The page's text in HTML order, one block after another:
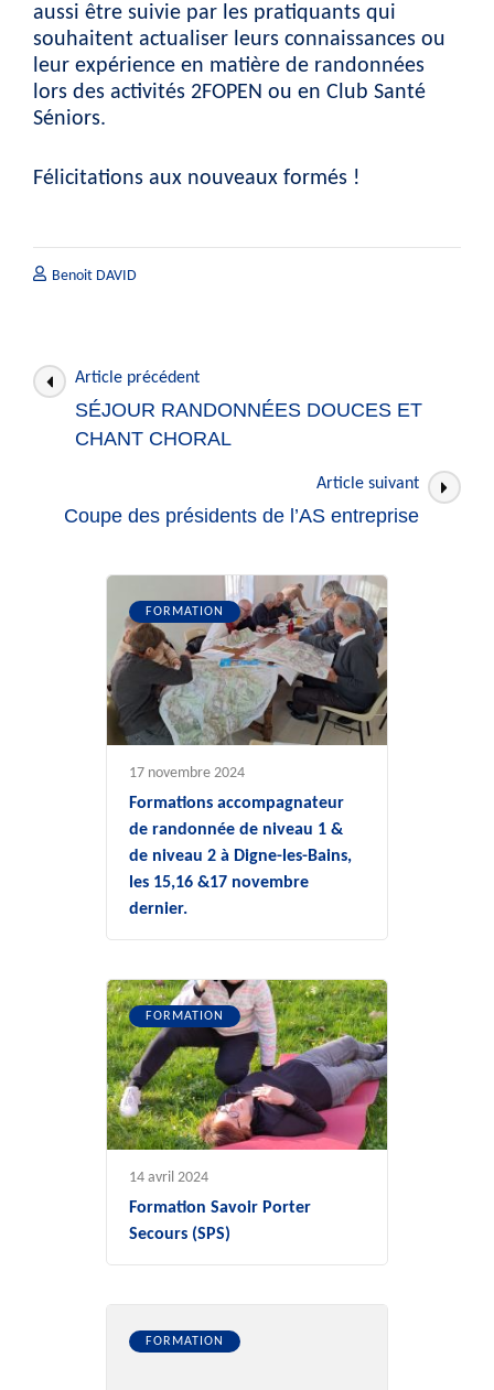
aussi être suivie par les pratiquants qui
souhaitent actualiser leurs connaissances ou
leur expérience en matière de randonnées
lors des activités 2FOPEN ou en Club Santé
Séniors.
Félicitations aux nouveaux formés !
Benoit DAVID
Navigation
des
articles
Article précédent
SÉJOUR RANDONNÉES DOUCES ET
CHANT CHORAL
Article suivant
Coupe des présidents de l’AS entreprise
FORMATION
17 novembre 2024
Formations accompagnateur
de randonnée de niveau 1 &
de niveau 2 à Digne-les-Bains,
les 15,16 &17 novembre
dernier.
FORMATION
14 avril 2024
Formation Savoir Porter
Secours (SPS)
FORMATION